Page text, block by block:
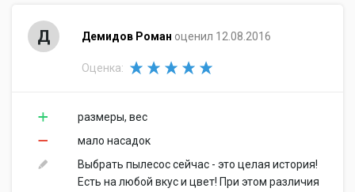
Д Демидов Роман оценил 12.08.2016
Оценка:
размеры, вес
мало насадок
Выбрать пылесос сейчас - это целая история!
Есть на любой вкус и цвет! При этом различия